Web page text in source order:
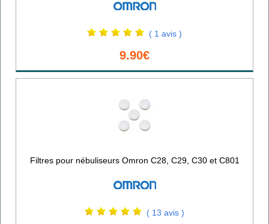
( 1 avis )
9.90€
Filtres pour nébuliseurs Omron C28, C29, C30 et C801
( 13 avis )